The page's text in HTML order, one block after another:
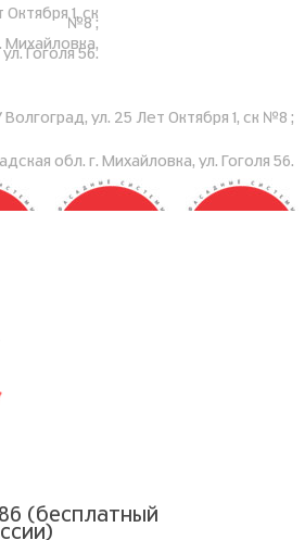
1, ск
№8 ;
Михайловка,
ул. Гоголя 56.
Волгоград, ул. 25 Лет Октября 1, ск №8 ;
обл. г. Михайловка, ул. Гоголя 56.
(бесплатный